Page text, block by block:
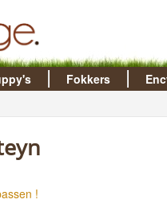
Fokkers
!